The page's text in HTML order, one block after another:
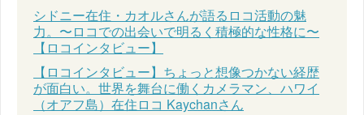
シドニー在住・カオルさんが語るロコ活動の魅
力。〜ロコでの出会いで明るく積極的な性格に〜
【ロコインタビュー】
【ロコインタビュー】ちょっと想像つかない経歴
が面白い。世界を舞台に働くカメラマン、ハワイ
（オアフ島）在住ロコ Kaychanさん